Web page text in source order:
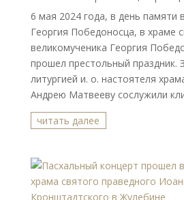
6 мая 2024 года, в день памяти
Георгия Победоносца, в храме
великомученика Георгия
прошел престольный праздник.
литургией и. о. настоятеля
Андрею Матвееву сослужили
читать далее